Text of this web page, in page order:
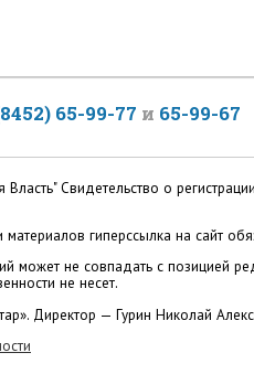
65-99-77 и 65-99-67
Власть" Cвидетельство о
гиперссылка на сайт
может не совпадать с позицией
не несет.
Директор — Гурин Николай